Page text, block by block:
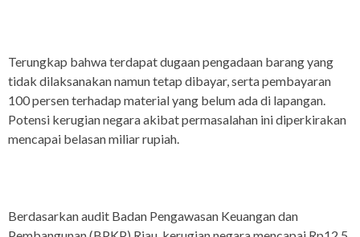
Terungkap bahwa terdapat dugaan pengadaan barang yang
tidak dilaksanakan namun tetap dibayar, serta pembayaran
100 persen terhadap material yang belum ada di lapangan.
Potensi kerugian negara akibat permasalahan ini diperkirakan
mencapai belasan miliar rupiah.
Berdasarkan audit Badan Pengawasan Keuangan dan